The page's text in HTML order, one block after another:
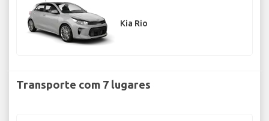
Kia Rio
Transporte com 7 lugares